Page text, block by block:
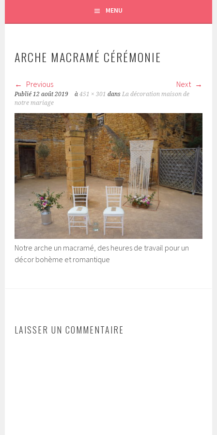
MENU
ARCHE MACRAMÉ CÉRÉMONIE
Previous Next
Publié12 août 2019 à451 × 301 dansLa décoration maison de
notre mariage
Notre arche un macramé, des heures de travail pour un
décor bohème et romantique
LAISSER UN COMMENTAIRE